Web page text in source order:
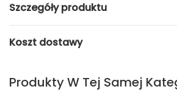
Szczegóły produktu
Koszt dostawy
Produkty W Tej Samej